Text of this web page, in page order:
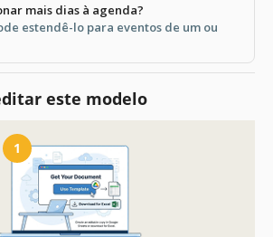
mais dias à agenda?
estendê-lo para eventos de um ou
este modelo
1